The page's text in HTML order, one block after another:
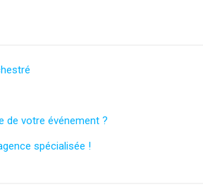
de votre événement ?
spécialisée !